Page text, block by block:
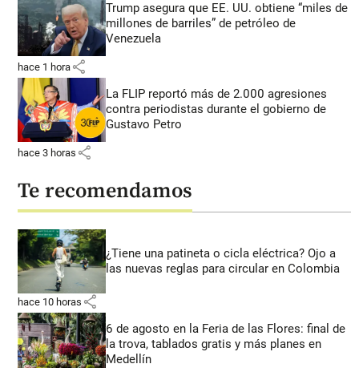
Trump asegura que EE. UU. obtiene “miles de
millones de barriles” de petróleo de
Venezuela
hace 1 hora share
La FLIP reportó más de 2.000 agresiones
contra periodistas durante el gobierno de
Gustavo Petro
hace 3 horas share
Te recomendamos
¿Tiene una patineta o cicla eléctrica? Ojo a
las nuevas reglas para circular en Colombia
hace 10 horas share
6 de agosto en la Feria de las Flores: final de
la trova, tablados gratis y más planes en
Medellín